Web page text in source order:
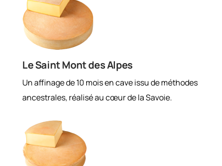
Le Saint Mont des Alpes
Un affinage de 10 mois en cave issu de méthodes
ancestrales, réalisé au cœur de la Savoie.